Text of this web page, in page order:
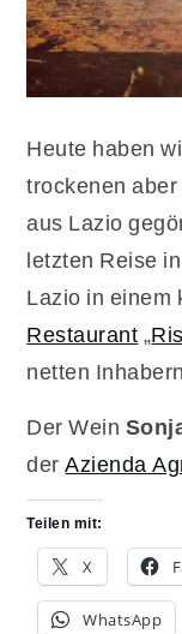
Heute haben
trockenen
aus Lazio
letzten Reise
Lazio in einem
Restaurant „
netten
Der Wein
derAzienda
Teilen mit:
X
WhatsApp